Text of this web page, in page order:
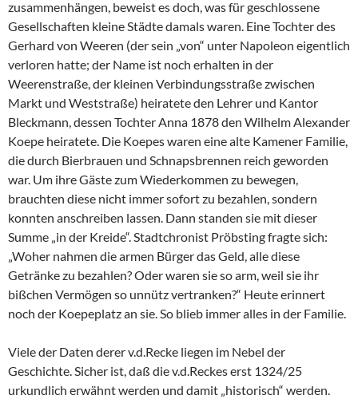
zusammenhängen, beweist es doch, was für geschlossene
Gesellschaften kleine Städte damals waren. Eine Tochter des
Gerhard von Weeren (der sein „von“ unter Napoleon eigentlich
verloren hatte; der Name ist noch erhalten in der
Weerenstraße, der kleinen Verbindungsstraße zwischen
Markt und Weststraße) heiratete den Lehrer und Kantor
Bleckmann, dessen Tochter Anna 1878 den Wilhelm Alexander
Koepe heiratete. Die Koepes waren eine alte Kamener Familie,
die durch Bierbrauen und Schnapsbrennen reich geworden
war. Um ihre Gäste zum Wiederkommen zu bewegen,
brauchten diese nicht immer sofort zu bezahlen, sondern
konnten anschreiben lassen. Dann standen sie mit dieser
Summe „in der Kreide“. Stadtchronist Pröbsting fragte sich:
„Woher nahmen die armen Bürger das Geld, alle diese
Getränke zu bezahlen? Oder waren sie so arm, weil sie ihr
bißchen Vermögen so unnütz vertranken?“ Heute erinnert
noch der Koepeplatz an sie. So blieb immer alles in der Familie.
Viele der Daten derer v.d.Recke liegen im Nebel der
Geschichte. Sicher ist, daß die v.d.Reckes erst 1324/25
urkundlich erwähnt werden und damit „historisch“ werden.